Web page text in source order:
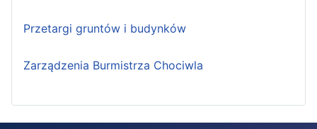
Przetargi gruntów i budynków
Zarządzenia Burmistrza Chociwla